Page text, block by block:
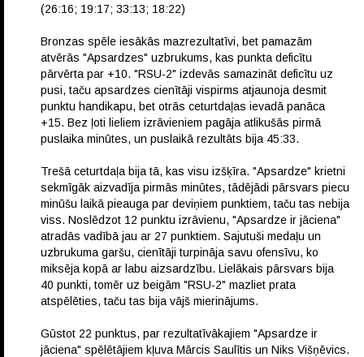
(26:16; 19:17; 33:13; 18:22)
Bronzas spēle iesākās mazrezultatīvi, bet pamazām
atvērās "Apsardzes" uzbrukums, kas punkta deficītu
pārvērta par +10. "RSU-2" izdevās samazināt deficītu uz
pusi, taču apsardzes cienītāji vispirms atjaunoja desmit
punktu handikapu, bet otrās ceturtdaļas ievadā panāca
+15. Bez ļoti lieliem izrāvieniem pagāja atlikušās pirmā
puslaika minūtes, un puslaikā rezultāts bija 45:33.
Trešā ceturtdaļa bija tā, kas visu izšķīra. "Apsardze" krietni
sekmīgāk aizvadīja pirmās minūtes, tādējādi pārsvars piecu
minūšu laikā pieauga par deviņiem punktiem, taču tas nebija
viss. Noslēdzot 12 punktu izrāvienu, "Apsardze ir jāciena"
atradās vadībā jau ar 27 punktiem. Sajutuši medaļu un
uzbrukuma garšu, cienītāji turpināja savu ofensīvu, ko
miksēja kopā ar labu aizsardzību. Lielākais pārsvars bija
40 punkti, tomēr uz beigām "RSU-2" mazliet prata
atspēlēties, taču tas bija vājš mierinājums.
Gūstot 22 punktus, par rezultatīvākajiem "Apsardze ir
jāciena" spēlētājiem kļuva Mārcis Saulītis un Niks Višņēvics.